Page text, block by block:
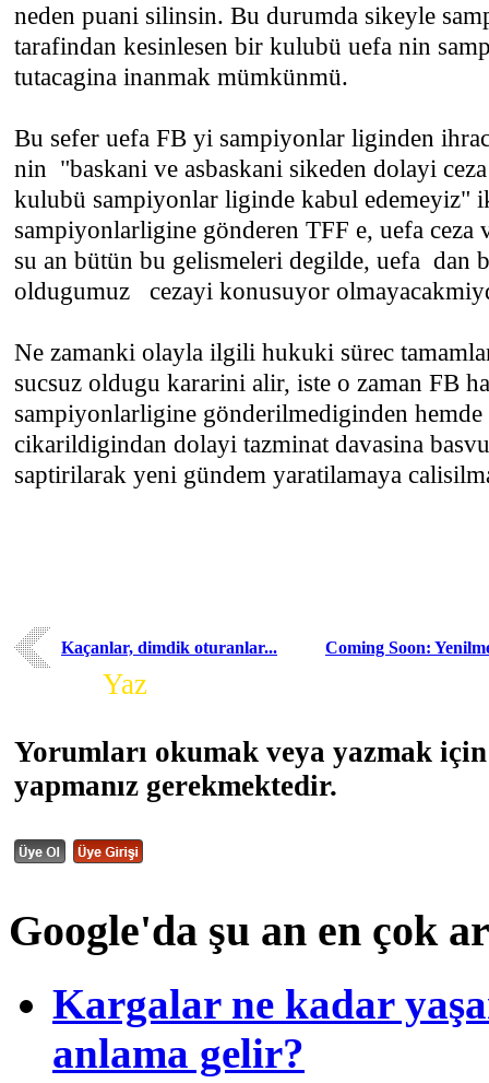
neden puani silinsin. Bu durumda sikeyle
tarafindan kesinlesen bir kulubü uefa nin
tutacagina inanmak mümkünmü.
Bu sefer uefa FB yi sampiyonlar liginden
nin "baskani ve asbaskani sikeden dolayi
kulubü sampiyonlar liginde kabul edemeyiz"
sampiyonlarligine gönderen TFF e, uefa
su an bütün bu gelismeleri degilde, uefa dan
oldugumuz cezayi konusuyor
Ne zamanki olayla ilgili hukuki sürec
sucsuz oldugu kararini alir, iste o zaman FB
sampiyonlarligine gönderilmediginden
cikarildigindan dolayi tazminat davasina
saptirilarak yeni gündem yaratilamaya
Kaçanlar, dimdik oturanlar... Coming Soon:
Yaz
Yorumları okumak veya yazmak
yapmanız gerekmektedir.
Google'da şu an en çok
Kargalar ne kadar
anlama gelir?